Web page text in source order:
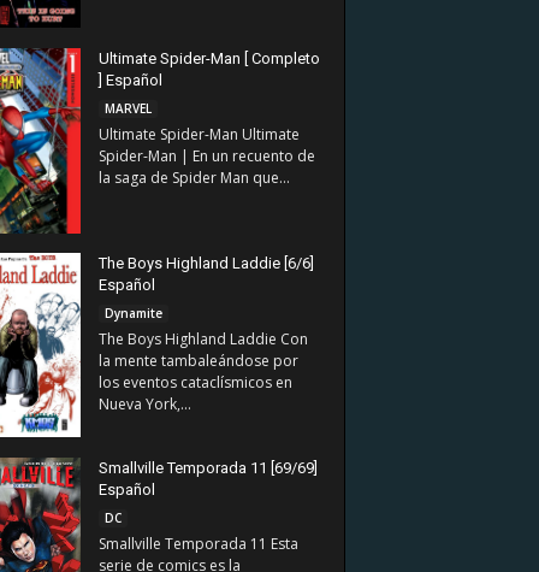
Ultimate Spider-Man [ Completo
] Español
MARVEL
Ultimate Spider-Man Ultimate
Spider-Man | En un recuento de
la saga de Spider Man que...
The Boys Highland Laddie [6/6]
Español
Dynamite
The Boys Highland Laddie Con
la mente tambaleándose por
los eventos cataclísmicos en
Nueva York,...
Smallville Temporada 11 [69/69]
Español
DC
Smallville Temporada 11 Esta
serie de comics es la